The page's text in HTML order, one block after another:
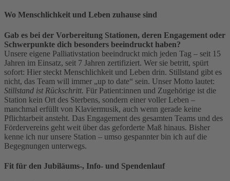
Wo Menschlichkeit und Leben zuhause sind
Gab es bei der Vorbereitung Stationen, deren Engagement oder
Schwerpunkte dich besonders beeindruckt haben?
Unsere eigene Palliativstation beeindruckt mich jeden Tag – seit 15
Jahren im Einsatz, seit 7 Jahren zertifiziert. Wer sie betritt, spürt
sofort: Hier steckt Menschlichkeit und Leben drin. Stillstand gibt es
nicht, das Team will immer „up to date“ sein. Unser Motto lautet:
Stillstand ist Rückschritt. Für Patient:innen und Zugehörige ist die
Station kein Ort des Sterbens, sondern einer voller Leben –
manchmal erfüllt von Klaviermusik, auch wenn gerade keine
Pflichtarbeit ansteht. Das Engagement des gesamten Teams und des
Fördervereins geht weit über das geforderte Maß hinaus. Bisher
kenne ich nur unsere Station – umso gespannter bin ich auf die
Begegnungen unterwegs.
Fit für den Jubiläums-, Info- und Spendenlauf